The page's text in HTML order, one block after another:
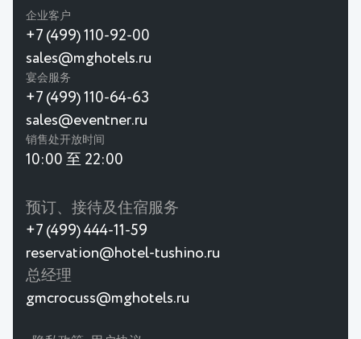
企业客户
+7 (499) 110-92-00
sales@mghotels.ru
宴会服务
+7 (499) 110-64-63
sales@eventner.ru
销售处开放时间
10:00 至 22:00
预订、接待及住宿服务
+7 (499) 444-11-59
reservation@hotel-tushino.ru
总经理
gmcrocuss@mghotels.ru